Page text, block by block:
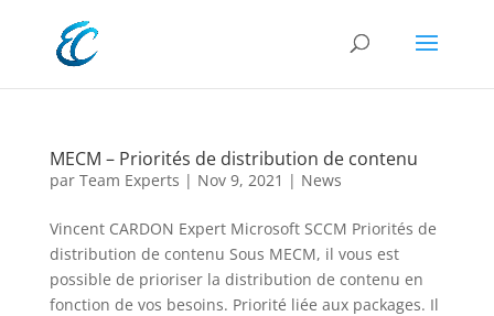
MECM – Priorités de distribution de contenu
par Team Experts | Nov 9, 2021 | News
Vincent CARDON Expert Microsoft SCCM Priorités de
distribution de contenu Sous MECM, il vous est
possible de prioriser la distribution de contenu en
fonction de vos besoins. Priorité liée aux packages. Il